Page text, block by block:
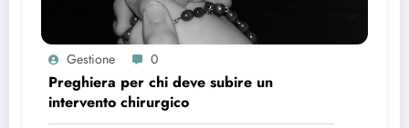
Gestione 0
Preghiera per chi deve subire un
intervento chirurgico